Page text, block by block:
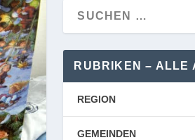
RUBRIKEN – ALLE
REGION
GEMEINDEN